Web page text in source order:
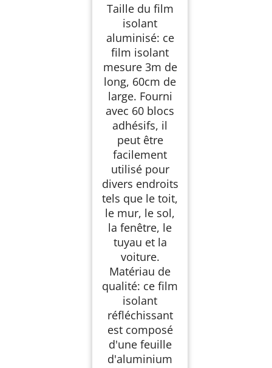
réflecteur de
radiateur film isolant
thermique fenêtre
plaque isolation
thermique pour
voiture mur
(3m×60cm)
Taille du film
isolant
aluminisé: ce
film isolant
mesure 3m de
long, 60cm de
large. Fourni
avec 60 blocs
adhésifs, il
peut être
facilement
utilisé pour
divers endroits
tels que le toit,
le mur, le sol,
la fenêtre, le
tuyau et la
voiture.
Matériau de
qualité: ce film
isolant
réfléchissant
est composé
d'une feuille
d'aluminium